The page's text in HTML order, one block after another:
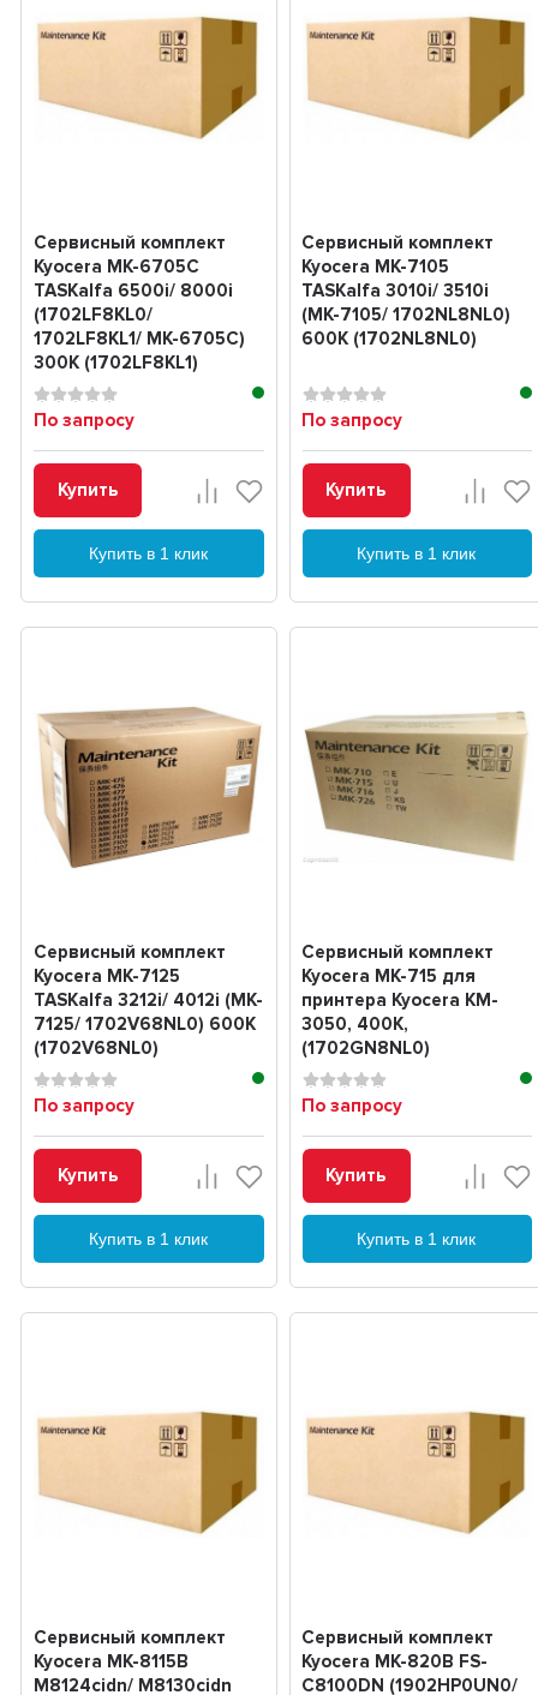
Сервисный комплект
Kyocera MK-6705C
TASKalfa 6500i/ 8000i
(1702LF8KL0/
1702LF8KL1/ MK-6705C)
300K (1702LF8KL1)
По запросу
Купить
Купить в 1 клик
Сервисный комплект
Kyocera MK-7105
TASKalfa 3010i/ 3510i
(MK-7105/ 1702NL8NL0)
600K (1702NL8NL0)
По запросу
Купить
Купить в 1 клик
Сервисный комплект
Kyocera MK-7125
TASKalfa 3212i/ 4012i (MK-
7125/ 1702V68NL0) 600K
(1702V68NL0)
По запросу
Купить
Купить в 1 клик
Сервисный комплект
Kyocera MK-715 для
принтера Kyocera KM-
3050, 400K,
(1702GN8NL0)
По запросу
Купить
Купить в 1 клик
Сервисный комплект
Kyocera MK-8115B
M8124cidn/ M8130cidn
Сервисный комплект
Kyocera MK-820B FS-
C8100DN (1902HP0UN0/